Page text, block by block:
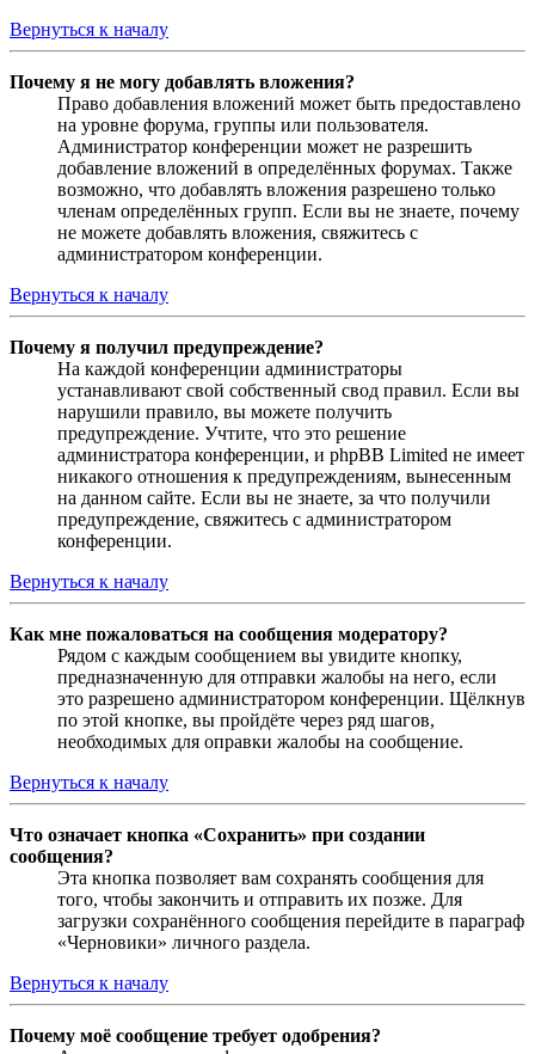
Вернуться к началу
Почему я не могу добавлять вложения?
Право добавления вложений может быть предоставлено
на уровне форума, группы или пользователя.
Администратор конференции может не разрешить
добавление вложений в определённых форумах. Также
возможно, что добавлять вложения разрешено только
членам определённых групп. Если вы не знаете, почему
не можете добавлять вложения, свяжитесь с
администратором конференции.
Вернуться к началу
Почему я получил предупреждение?
На каждой конференции администраторы
устанавливают свой собственный свод правил. Если вы
нарушили правило, вы можете получить
предупреждение. Учтите, что это решение
администратора конференции, и phpBB Limited не имеет
никакого отношения к предупреждениям, вынесенным
на данном сайте. Если вы не знаете, за что получили
предупреждение, свяжитесь с администратором
конференции.
Вернуться к началу
Как мне пожаловаться на сообщения модератору?
Рядом с каждым сообщением вы увидите кнопку,
предназначенную для отправки жалобы на него, если
это разрешено администратором конференции. Щёлкнув
по этой кнопке, вы пройдёте через ряд шагов,
необходимых для оправки жалобы на сообщение.
Вернуться к началу
Что означает кнопка «Сохранить» при создании
сообщения?
Эта кнопка позволяет вам сохранять сообщения для
того, чтобы закончить и отправить их позже. Для
загрузки сохранённого сообщения перейдите в параграф
«Черновики» личного раздела.
Вернуться к началу
Почему моё сообщение требует одобрения?